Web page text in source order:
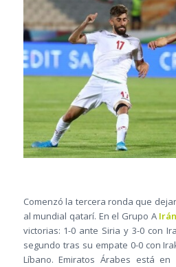
Comenzó la tercera ronda que
al mundial qatarí. En el Grupo A Irán
victorias: 1-0 ante Siria y 3-0 con
segundo tras su empate 0-0 con
Líbano. Emiratos Árabes está